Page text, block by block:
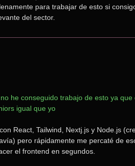
para trabajar de esto si
del sector.
he conseguido trabajo de esto ya que
igual que yo
React, Tailwind, Nextj.js y Node.js
pero rápidamente me percaté de
el frontend en segundos.